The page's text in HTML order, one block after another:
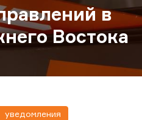
в
Востока
уведомления